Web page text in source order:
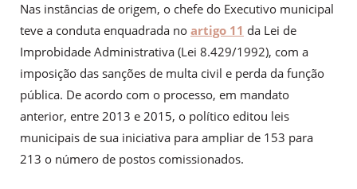
Nas instâncias de origem, o chefe do Executivo municipal
teve a conduta enquadrada no artigo 11 da Lei de
Improbidade Administrativa (Lei 8.429/1992), com a
imposição das sanções de multa civil e perda da função
pública. De acordo com o processo, em mandato
anterior, entre 2013 e 2015, o político editou leis
municipais de sua iniciativa para ampliar de 153 para
213 o número de postos comissionados.